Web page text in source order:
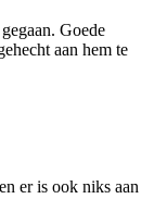
Goede
aan hem te
er is ook niks aan